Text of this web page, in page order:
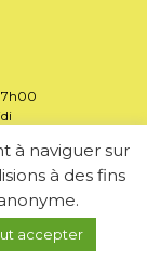
Saint-Avold
à naviguer sur
à des fins
accepter